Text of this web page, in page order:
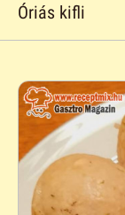
Óriás kifli